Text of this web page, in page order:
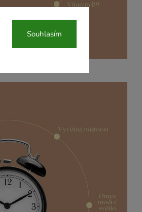
Souhlasím